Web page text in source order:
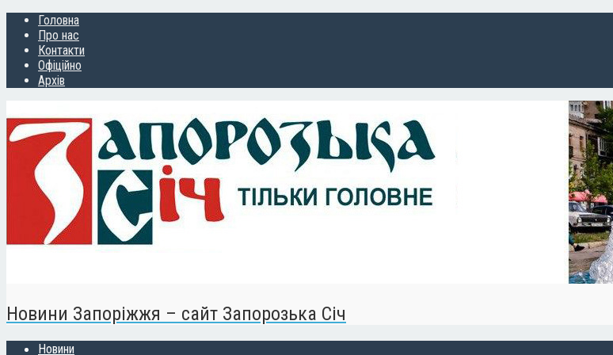
Головна
Про нас
Контакти
Офіційно
Архів
Новини Запоріжжя – сайт Запорозька Січ
Новини